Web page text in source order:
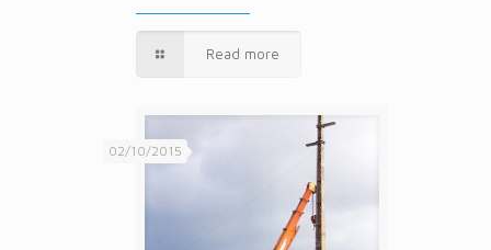
Read more
02/10/2015